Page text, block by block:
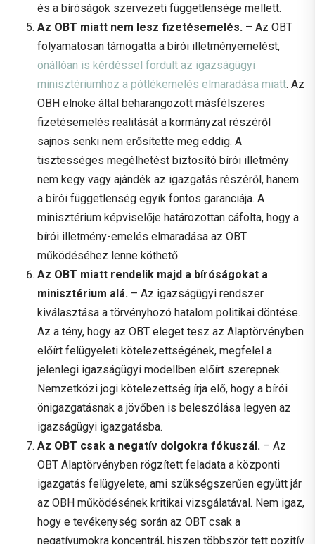
és a bíróságok szervezeti függetlensége mellett.
Az OBT miatt nem lesz fizetésemelés. – Az OBT
folyamatosan támogatta a bírói illetményemelést,
önállóan is kérdéssel fordult az igazságügyi
minisztériumhoz a pótlékemelés elmaradása miatt. Az
OBH elnöke által beharangozott másfélszeres
fizetésemelés realitását a kormányzat részéről
sajnos senki nem erősítette meg eddig. A
tisztességes megélhetést biztosító bírói illetmény
nem kegy vagy ajándék az igazgatás részéről, hanem
a bírói függetlenség egyik fontos garanciája. A
minisztérium képviselője határozottan cáfolta, hogy a
bírói illetmény-emelés elmaradása az OBT
működéséhez lenne köthető.
Az OBT miatt rendelik majd a bíróságokat a
minisztérium alá. – Az igazságügyi rendszer
kiválasztása a törvényhozó hatalom politikai döntése.
Az a tény, hogy az OBT eleget tesz az Alaptörvényben
előírt felügyeleti kötelezettségének, megfelel a
jelenlegi igazságügyi modellben előírt szerepnek.
Nemzetközi jogi kötelezettség írja elő, hogy a bírói
önigazgatásnak a jövőben is beleszólása legyen az
igazságügyi igazgatásba.
Az OBT csak a negatív dolgokra fókuszál. – Az
OBT Alaptörvényben rögzített feladata a központi
igazgatás felügyelete, ami szükségszerűen együtt jár
az OBH működésének kritikai vizsgálatával. Nem igaz,
hogy e tevékenység során az OBT csak a
negatívumokra koncentrál, hiszen többször tett pozitív